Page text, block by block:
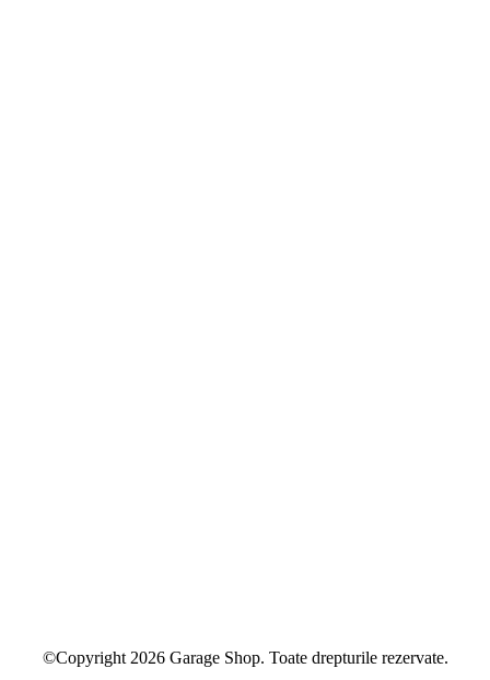
©Copyright 2026 Garage Shop. Toate drepturile rezervate.